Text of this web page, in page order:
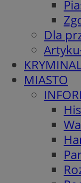
Dla
MIASTO